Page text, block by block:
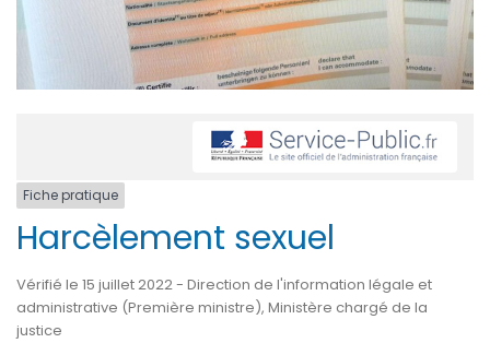
Fiche pratique
Harcèlement sexuel
Vérifié le 15 juillet 2022 - Direction de l'information légale et
administrative (Première ministre), Ministère chargé de la
justice